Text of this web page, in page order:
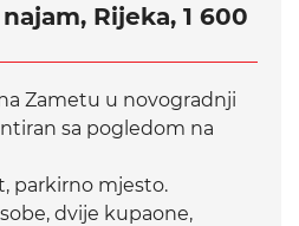
Rijeka, 1 600
Zametu u novogradnji
sa pogledom na
parkirno mjesto.
dvije kupaone,